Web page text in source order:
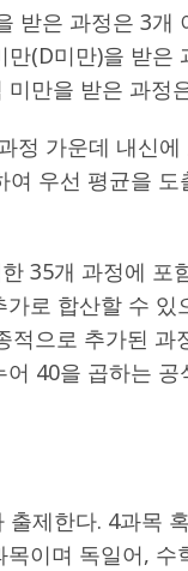
받은 과정은 3개
(D미만)을 받은
만을 받은 과정
정 가운데 내신
우선 평균을
35개 과정에 포
로 합산할 수 있
으로 추가된 과
40을 곱하는
제한다. 4과목
이며 독일어, 수